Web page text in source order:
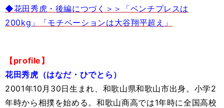
◆花田秀虎・後編につづく＞＞「ベンチプレスは
200kg」「モチベーションは大谷翔平超え」
【profile】
花田秀虎（はなだ・ひでとら）
2001年10月30日生まれ、和歌山県和歌山市出身。小学2
年時から相撲を始める。和歌山商高では1年時に全国高校